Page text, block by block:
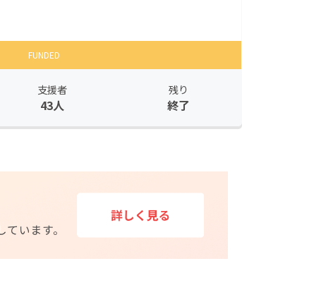
FUNDED
支援者
43人
残り
終了